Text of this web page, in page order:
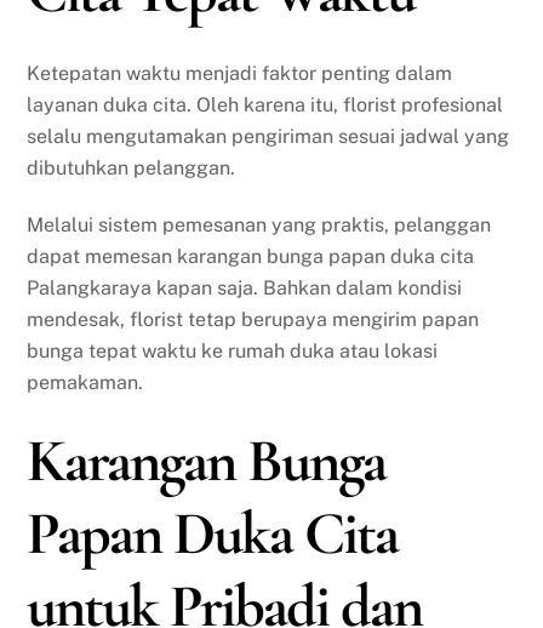
Ketepatan waktu menjadi faktor penting dalam
layanan duka cita. Oleh karena itu, florist profesional
selalu mengutamakan pengiriman sesuai jadwal yang
dibutuhkan pelanggan.
Melalui sistem pemesanan yang praktis, pelanggan
dapat memesan karangan bunga papan duka cita
Palangkaraya kapan saja. Bahkan dalam kondisi
mendesak, florist tetap berupaya mengirim papan
bunga tepat waktu ke rumah duka atau lokasi
pemakaman.
Karangan Bunga
Papan Duka Cita
untuk Pribadi dan